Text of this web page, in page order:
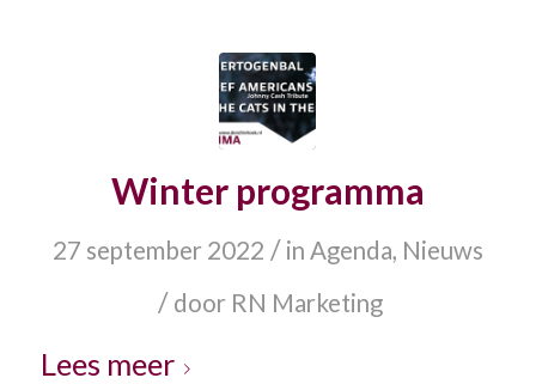
Winter programma
27 september 2022 / in Agenda, Nieuws
/ door RN Marketing
Lees meer